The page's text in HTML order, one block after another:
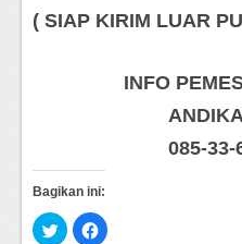
( SIAP KIRIM LUAR
INFO
085-33-
Bagikan ini:
Klik
untuk
Klik
untuk